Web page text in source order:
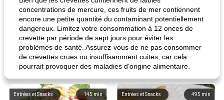
concentrations de mercure, ces fruits de mer contiennent
encore une petite quantité du contaminant potentiellement
dangereux. Limitez votre consommation à 12 onces de
crevette par période de sept jours pour éviter les
problèmes de santé. Assurez-vous de ne pas consommer
de crevettes crues ou insuffisamment cuites, car cela
pourrait provoquer des maladies d'origine alimentaire.
145 min
Entrées et Snacks 495 min
Entrées et Snacks